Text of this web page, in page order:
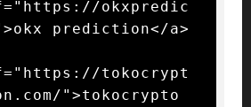
okxpredic
prediction</a>
tokocrypt
">tokocrypto